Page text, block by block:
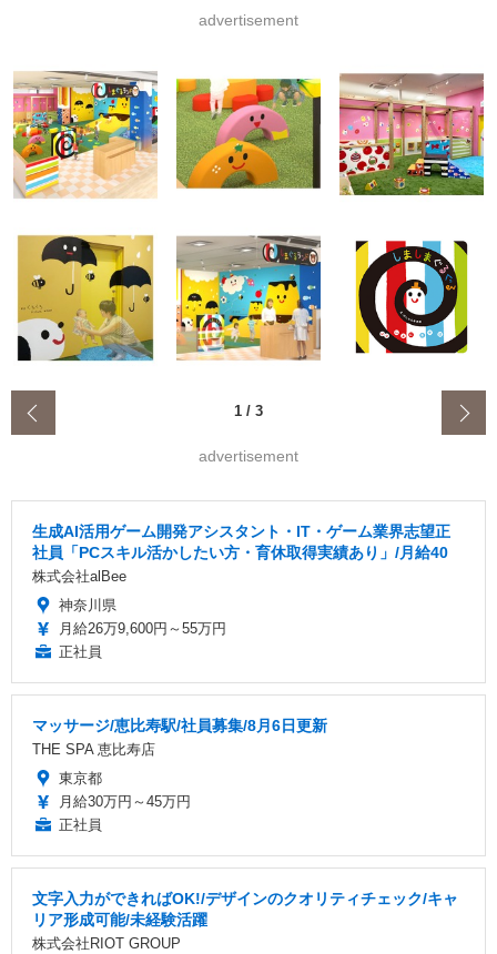
advertisement
1 / 3
advertisement
生成AI活用ゲーム開発アシスタント・IT・ゲーム業界志望正
社員「PCスキル活かしたい方・育休取得実績あり」/月給40
株式会社alBee
神奈川県
月給26万9,600円～55万円
正社員
マッサージ/恵比寿駅/社員募集/8月6日更新
THE SPA 恵比寿店
東京都
月給30万円～45万円
正社員
文字入力ができればOK!/デザインのクオリティチェック/キャ
リア形成可能/未経験活躍
株式会社RIOT GROUP